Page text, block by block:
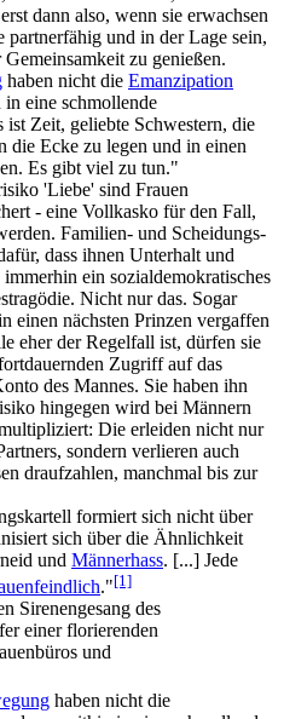
dann also, wenn sie erwachsen
partnerfähig und in der Lage sein,
zu genießen.
haben nicht die Emanzipation
eine schmollende
ist Zeit, geliebte Schwestern, die
die Ecke zu legen und in einen
Es gibt viel zu tun."
'Liebe' sind Frauen
- eine Vollkasko für den Fall,
Familien- und Scheidungs­
dass ihnen Unterhalt und
ein sozial­demo­kratisches
Nicht nur das. Sogar
einen nächsten Prinzen vergaffen
eher der Regelfall ist, dürfen sie
Zugriff auf das
des Mannes. Sie haben ihn
hingegen wird bei Männern
Die erleiden nicht nur
sondern verlieren auch
draufzahlen, manchmal bis zur
formiert sich nicht über
sich über die Ähnlichkeit
und Männerhass. [...] Jede
."[1]
Sirenengesang des
einer florierenden
und
haben nicht die